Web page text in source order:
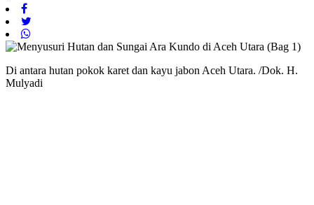
Di antara hutan pokok karet dan kayu jabon Aceh Utara. /Dok. H.
Mulyadi